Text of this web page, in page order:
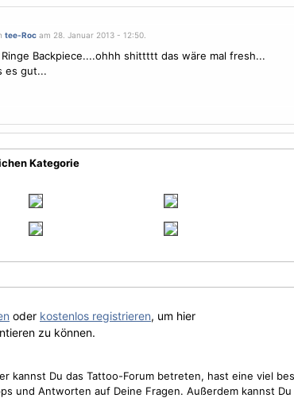
tee-Rocam 28. Januar 2013 - 12:50.
Backpiece....ohhh shittttt das wäre mal fresh...
es gut...
Kategorie
oder kostenlos registrieren, um hier
zu können.
kannst Du das Tattoo-Forum betreten, hast eine viel
und Antworten auf Deine Fragen. Außerdem kannst